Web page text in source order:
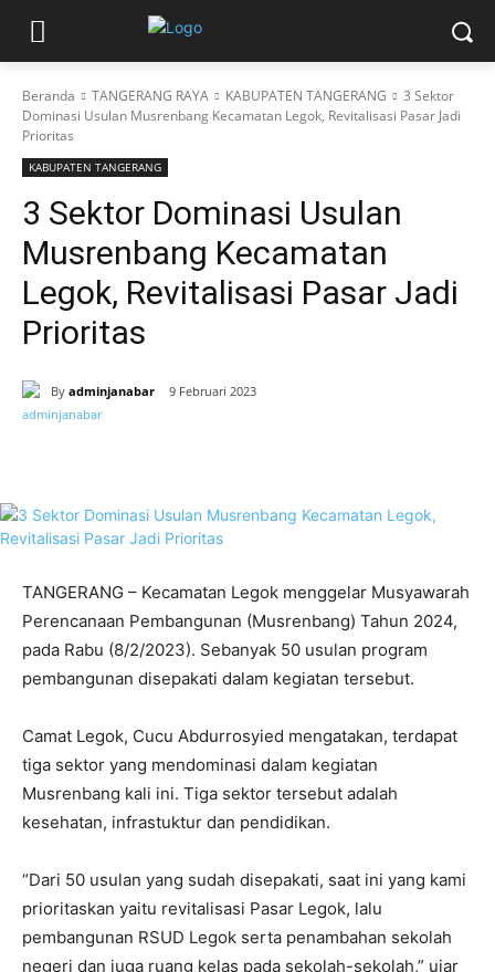
Beranda TANGERANG RAYA KABUPATEN TANGERANG
3 Sektor
Dominasi Usulan Musrenbang Kecamatan Legok, Revitalisasi Pasar Jadi
Prioritas
KABUPATEN TANGERANG
3 Sektor Dominasi Usulan
Musrenbang Kecamatan
Legok, Revitalisasi Pasar Jadi
Prioritas
By adminjanabar 9 Februari 2023
TANGERANG – Kecamatan Legok menggelar Musyawarah
Perencanaan Pembangunan (Musrenbang) Tahun 2024,
pada Rabu (8/2/2023). Sebanyak 50 usulan program
pembangunan disepakati dalam kegiatan tersebut.
Camat Legok, Cucu Abdurrosyied mengatakan, terdapat
tiga sektor yang mendominasi dalam kegiatan
Musrenbang kali ini. Tiga sektor tersebut adalah
kesehatan, infrastuktur dan pendidikan.
“Dari 50 usulan yang sudah disepakati, saat ini yang kami
prioritaskan yaitu revitalisasi Pasar Legok, lalu
pembangunan RSUD Legok serta penambahan sekolah
negeri dan juga ruang kelas pada sekolah-sekolah,” ujar